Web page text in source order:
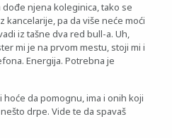
njena koleginica, tako se
kancelarije, pa da više neće moći
iz tašne dva red bull-a. Uh,
mi je na prvom mestu, stoji mi i
Energija. Potrebna je
da pomognu, ima i onih koji
drpe. Vide te da spavaš